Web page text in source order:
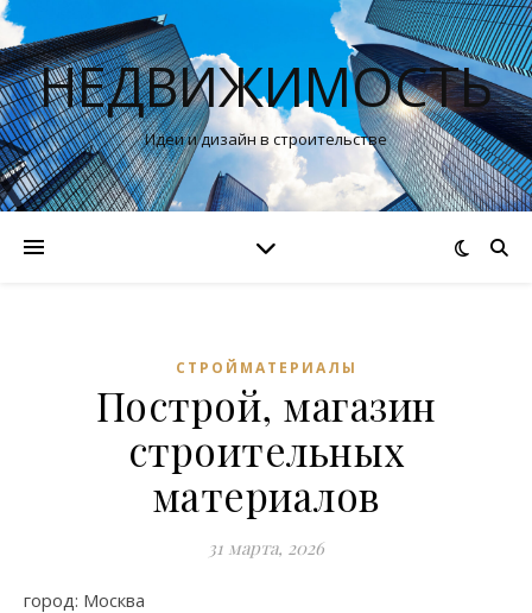
НЕДВИЖИМОСТЬ
Идеи и дизайн в строительстве
СТРОЙМАТЕРИАЛЫ
Построй, магазин
строительных
материалов
31 марта, 2026
город: Москва